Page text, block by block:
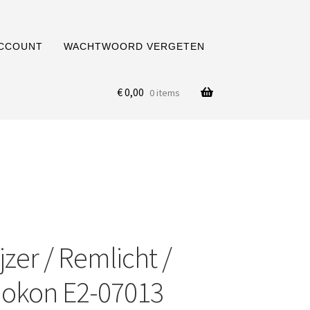
WACHTWOORD VERGETEN
€0,00 0 items
/ Remlicht /
E2-07013